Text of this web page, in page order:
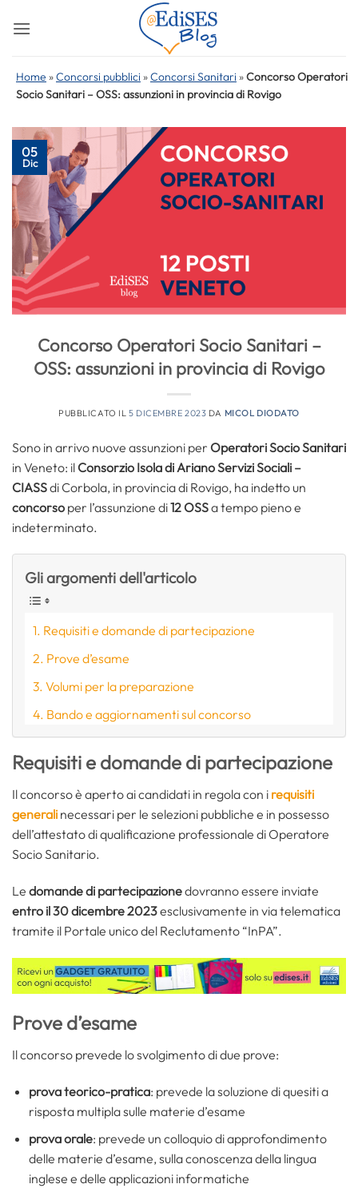
Home »Concorsi pubblici »Concorsi Sanitari »Concorso Operatori
Socio Sanitari – OSS: assunzioni in provincia di Rovigo
05
Dic
Concorso Operatori Socio Sanitari –
OSS: assunzioni in provincia di Rovigo
PUBBLICATO IL 5 DICEMBRE 2023 DA MICOL DIODATO
Sono in arrivo nuove assunzioni per Operatori Socio Sanitari
in Veneto: il Consorzio Isola di Ariano Servizi Sociali –
CIASSdi Corbola, in provincia di Rovigo, ha indetto un
concorso per l’assunzione di12 OSSa tempo pieno e
indeterminato.
Gli argomenti dell'articolo
Requisiti e domande di partecipazione
Prove d’esame
Volumi per la preparazione
Bando e aggiornamenti sul concorso
Requisiti e domande di partecipazione
Il concorso è aperto ai candidati in regola con i requisiti
generali necessari per le selezioni pubbliche e in possesso
dell’attestato di qualificazione professionale di Operatore
Socio Sanitario.
Le domande di partecipazionedovranno essere inviate
entro il 30 dicembre 2023esclusivamente in via telematica
tramite il Portale unico del Reclutamento “InPA”.
Prove d’esame
Il concorso prevede lo svolgimento di due prove:
prova teorico-pratica: prevede la soluzione di quesiti a
risposta multipla sulle materie d’esame
prova orale: prevede un colloquio di approfondimento
delle materie d’esame, sulla conoscenza della lingua
inglese e delle applicazioni informatiche